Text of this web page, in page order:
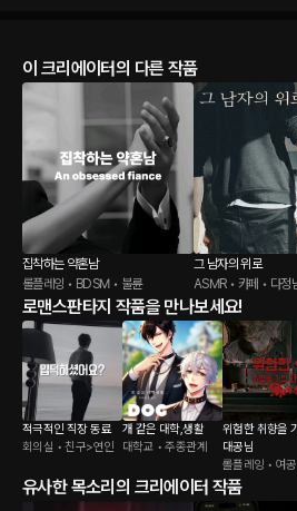
이 크리에이터의 다른 작품
집착하는 약혼남
롤플레잉 • BDSM • 불륜
그 남자의 위로
ASMR • 카페 • 다정
로맨스판타지 작품을 만나보세요!
적극적인 직장 동료
회의실 • 친구>연인
개 같은 대학,생활
대학교 • 주종관계
위험한 취향을
대공님
롤플레잉 • 여
유사한 목소리의 크리에이터 작품